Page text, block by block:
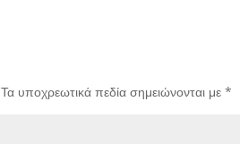
Τα υποχρεωτικά πεδία σημειώνονται με *